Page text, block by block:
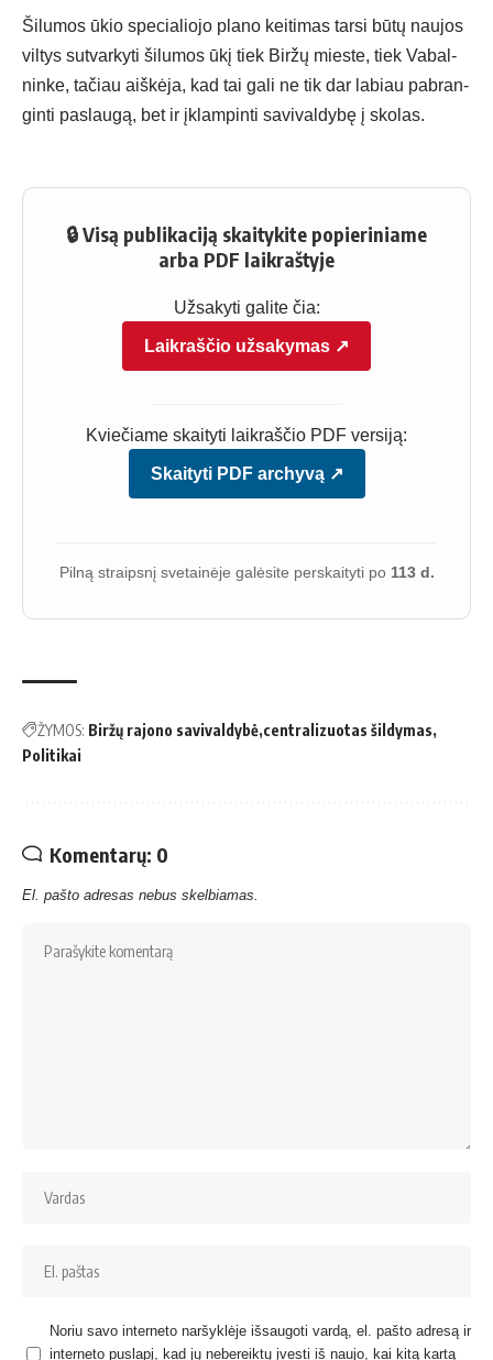
Ši­lu­mos ūkio spe­cia­lio­jo pla­no kei­ti­mas tar­si bū­tų nau­jos
vil­tys su­tvar­ky­ti ši­lu­mos ūkį tiek Bir­žų mies­te, tiek Va­bal­
nin­ke, ta­čiau aiš­kė­ja, kad tai ga­li ne tik dar la­biau pa­bran­
gin­ti pa­slau­gą, bet ir įklam­pin­ti sa­vi­val­dy­bę į sko­las.
🔒 Visą publikaciją skaitykite popieriniame
arba PDF laikraštyje
Užsakyti galite čia:
Laikraščio užsakymas ↗
Kviečiame skaityti laikraščio PDF versiją:
Skaityti PDF archyvą ↗
Pilną straipsnį svetainėje galėsite perskaityti po 113 d.
ŽYMOS: Biržų rajono savivaldybė centralizuotas šildymas
Politikai
Komentarų: 0
El. pašto adresas nebus skelbiamas.
Noriu savo interneto naršyklėje išsaugoti vardą, el. pašto adresą ir
interneto puslapį, kad jų nebereiktų įvesti iš naujo, kai kitą kartą